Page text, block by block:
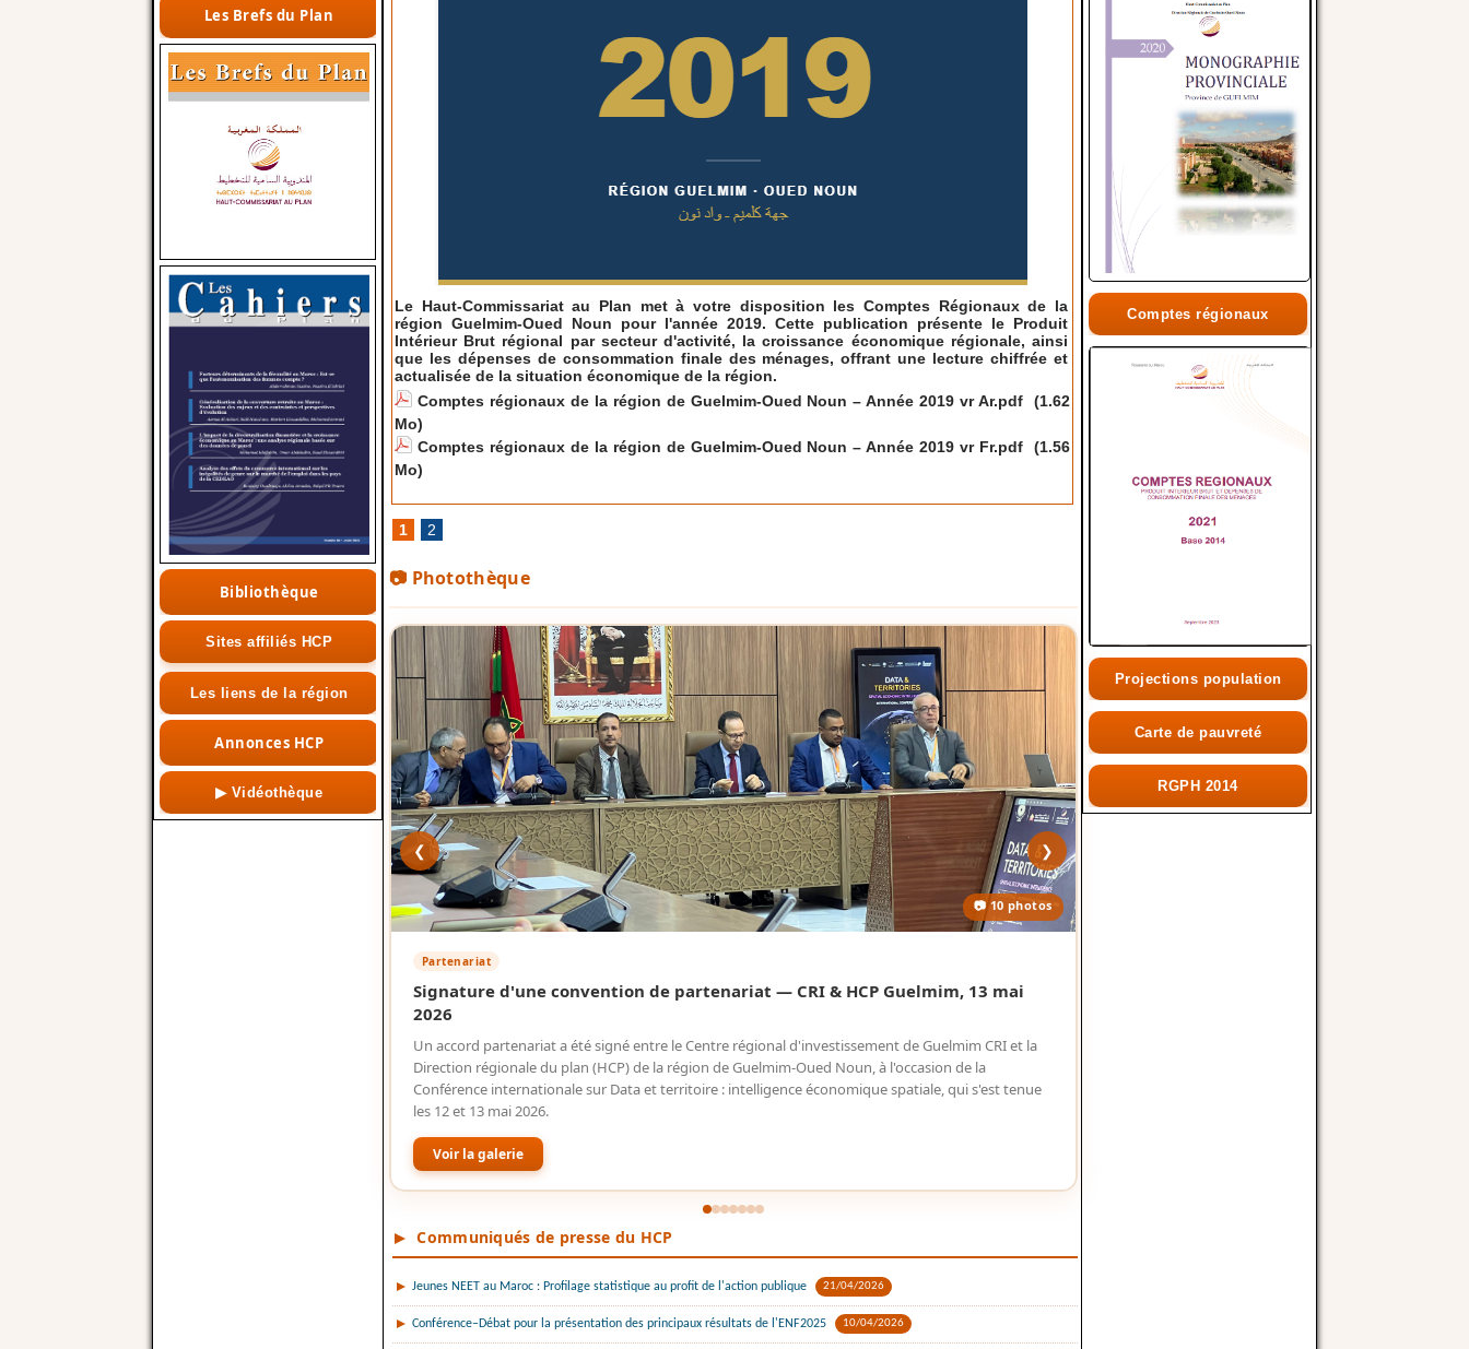
Les Brefs du Plan
Bibliothèque
Sites affiliés HCP
Les liens de la région
Annonces HCP
▶ Vidéothèque
Le Haut-Commissariat au Plan met à votre disposition les Comptes Régionaux de la
région Guelmim-Oued Noun pour l'année 2019. Cette publication présente le Produit
Intérieur Brut régional par secteur d'activité, la croissance économique régionale, ainsi
que les dépenses de consommation finale des ménages, offrant une lecture chiffrée et
actualisée de la situation économique de la région.
Comptes régionaux de la région de Guelmim-Oued Noun – Année 2019 vr Ar.pdf
(1.62
Mo)
Comptes régionaux de la région de Guelmim-Oued Noun – Année 2019 vr Fr.pdf
(1.56
Mo)
1 2
📷 Photothèque
📷 10 photos
Partenariat
Signature d'une convention de partenariat — CRI & HCP Guelmim, 13 mai
2026
Un accord partenariat a été signé entre le Centre régional d'investissement de Guelmim CRI et la
Direction régionale du plan (HCP) de la région de Guelmim-Oued Noun, à l'occasion de la
Conférence internationale sur Data et territoire : intelligence économique spatiale, qui s'est tenue
les 12 et 13 mai 2026.
Voir la galerie
❮ ❯
Communiqués de presse du HCP
Jeunes NEET au Maroc : Profilage statistique au profit de l'action publique 21/04/2026
Conférence–Débat pour la présentation des principaux résultats de l'ENF2025 10/04/2026
Comptes régionaux
Projections population
Carte de pauvreté
RGPH 2014